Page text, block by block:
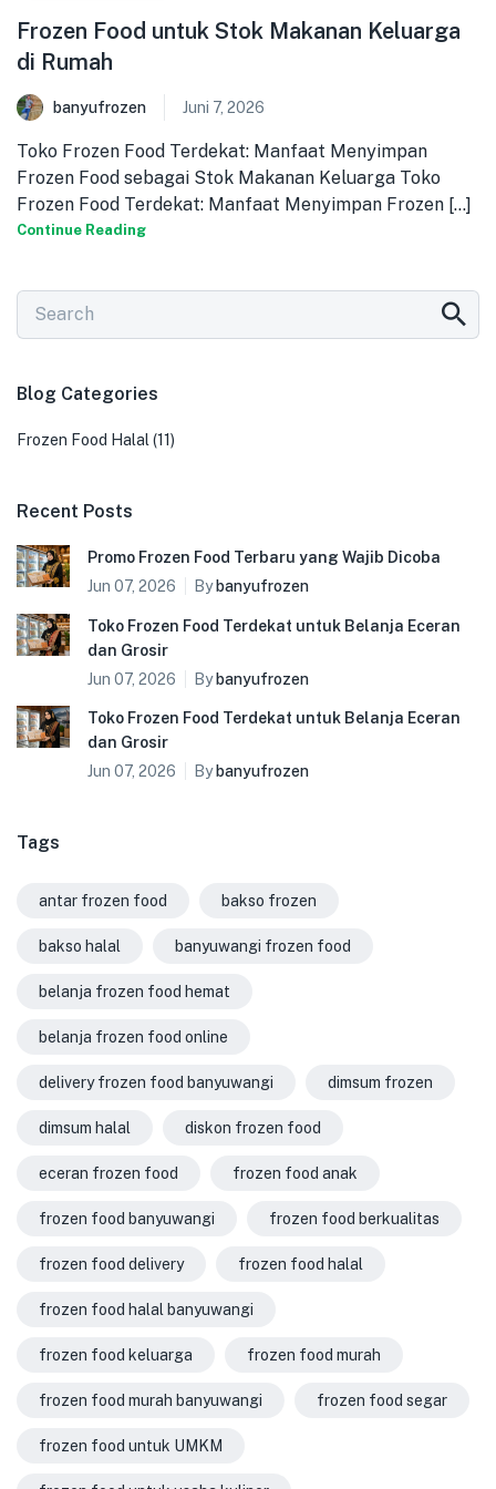
Frozen Food untuk Stok Makanan Keluarga
di Rumah
banyufrozen Juni 7, 2026
Toko Frozen Food Terdekat: Manfaat Menyimpan
Frozen Food sebagai Stok Makanan Keluarga Toko
Frozen Food Terdekat: Manfaat Menyimpan Frozen [...]
Continue Reading
Blog Categories
Frozen Food Halal (11)
Recent Posts
Promo Frozen Food Terbaru yang Wajib Dicoba
Jun 07, 2026
Bybanyufrozen
Toko Frozen Food Terdekat untuk Belanja Eceran
dan Grosir
Jun 07, 2026
By banyufrozen
Toko Frozen Food Terdekat untuk Belanja Eceran
dan Grosir
Jun 07, 2026
By banyufrozen
Tags
antar frozen food bakso frozen
bakso halal banyuwangi frozen food
belanja frozen food hemat
belanja frozen food online
delivery frozen food banyuwangi dimsum frozen
dimsum halal diskon frozen food
eceran frozen food frozen food anak
frozen food banyuwangi frozen food berkualitas
frozen food delivery frozen food halal
frozen food halal banyuwangi
frozen food keluarga frozen food murah
frozen food murah banyuwangi frozen food segar
frozen food untuk UMKM